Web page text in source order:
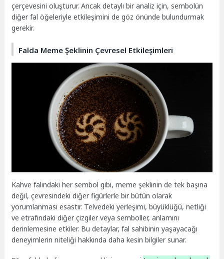
çerçevesini oluşturur. Ancak detaylı bir analiz için, sembolün
diğer fal öğeleriyle etkileşimini de göz önünde bulundurmak
gerekir.
Falda Meme Şeklinin Çevresel Etkileşimleri
Kahve falındaki her sembol gibi, meme şeklinin de tek başına
değil, çevresindeki diğer figürlerle bir bütün olarak
yorumlanması esastır. Telvedeki yerleşimi, büyüklüğü, netliği
ve etrafındaki diğer çizgiler veya semboller, anlamını
derinlemesine etkiler. Bu detaylar, fal sahibinin yaşayacağı
deneyimlerin niteliği hakkında daha kesin bilgiler sunar.